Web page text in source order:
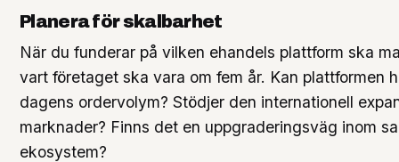
Planera för skalbarhet
När du funderar på vilken ehandels plattform ska
vart företaget ska vara om fem år. Kan plattformen
dagens ordervolym? Stödjer den internationell
marknader? Finns det en uppgraderingsväg inom
ekosystem?